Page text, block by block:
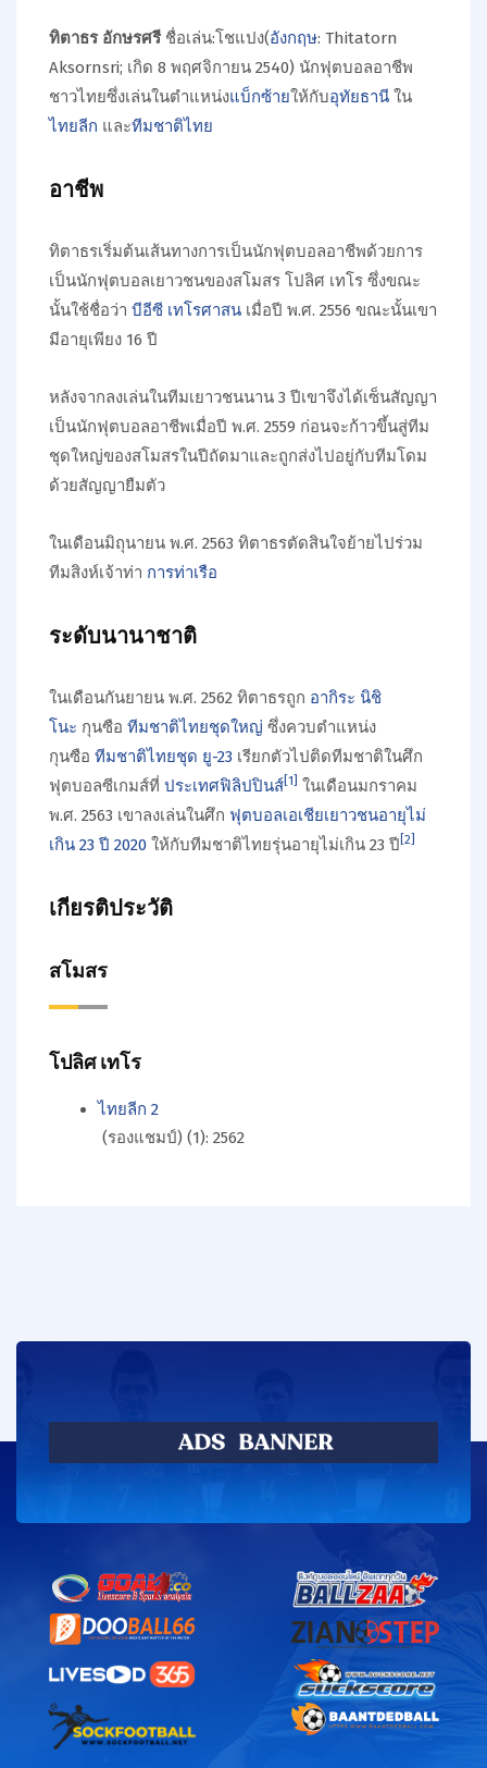
ทิตาธร อักษรศรีชื่อเล่น:โชแปง(อังกฤษ: Thitatorn
Aksornsri; เกิด 8 พฤศจิกายน 2540) นักฟุตบอลอาชีพ
ชาวไทยซึ่งเล่นในตำแหน่งแบ็กซ้ายให้กับอุทัยธานี ใน
ไทยลีก และทีมชาติไทย
อาชีพ
ทิตาธรเริ่มต้นเส้นทางการเป็นนักฟุตบอลอาชีพด้วยการ
เป็นนักฟุตบอลเยาวชนของสโมสร โปลิศ เทโร ซึ่งขณะ
นั้นใช้ชื่อว่า บีอีซี เทโรศาสน เมื่อปี พ.ศ. 2556 ขณะนั้นเขา
มีอายุเพียง 16 ปี
หลังจากลงเล่นในทีมเยาวชนนาน 3 ปีเขาจึงได้เซ็นสัญญา
เป็นนักฟุตบอลอาชีพเมื่อปี พ.ศ. 2559 ก่อนจะก้าวขึ้นสู่ทีม
ชุดใหญ่ของสโมสรในปีถัดมาและถูกส่งไปอยู่กับทีมโดม
ด้วยสัญญายืมตัว
ในเดือนมิถุนายน พ.ศ. 2563 ทิตาธรตัดสินใจย้ายไปร่วม
ทีมสิงห์เจ้าท่า การท่าเรือ
ระดับนานาชาติ
ในเดือนกันยายน พ.ศ. 2562 ทิตาธรถูก อากิระ นิชิ
โนะ กุนซือ ทีมชาติไทยชุดใหญ่ ซึ่งควบตำแหน่ง
กุนซือ ทีมชาติไทยชุด ยู-23 เรียกตัวไปติดทีมชาติในศึก
ฟุตบอลซีเกมส์ที่ ประเทศฟิลิปปินส์ 1
ในเดือนมกราคม
พ.ศ. 2563 เขาลงเล่นในศึก ฟุตบอลเอเชียเยาวชนอายุไม่
เกิน 23 ปี 2020 ให้กับทีมชาติไทยรุ่นอายุไม่เกิน 23 ปี 2
เกียรติประวัติ
สโมสร
โปลิศ เทโร
ไทยลีก 2
(รองแชมป์) (1): 2562